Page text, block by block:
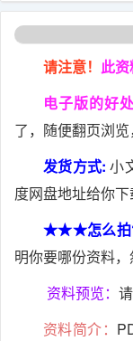
请注意！ 此资
电子版的好
了，随便翻页浏览
发货方式: 小
度网盘地址给你下
★★★怎么拍
明你要哪份资料，
资料预览：
资料简介：